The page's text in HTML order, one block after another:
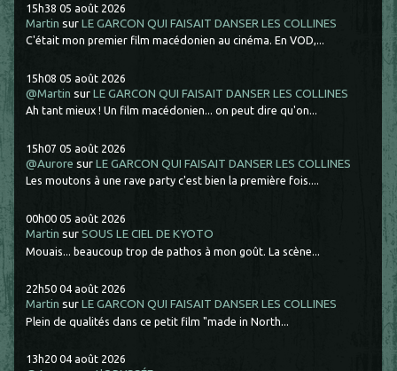
15h38 05 août 2026
Martin surLE GARCON QUI FAISAIT DANSER LES COLLINES
C'était mon premier film macédonien au cinéma. En VOD,...
15h08 05 août 2026
@Martin surLE GARCON QUI FAISAIT DANSER LES COLLINES
Ah tant mieux ! Un film macédonien... on peut dire qu'on...
15h07 05 août 2026
@Aurore surLE GARCON QUI FAISAIT DANSER LES COLLINES
Les moutons à une rave party c'est bien la première fois....
00h00 05 août 2026
Martin surSOUS LE CIEL DE KYOTO
Mouais... beaucoup trop de pathos à mon goût. La scène...
22h50 04 août 2026
Martin surLE GARCON QUI FAISAIT DANSER LES COLLINES
Plein de qualités dans ce petit film "made in North...
13h20 04 août 2026